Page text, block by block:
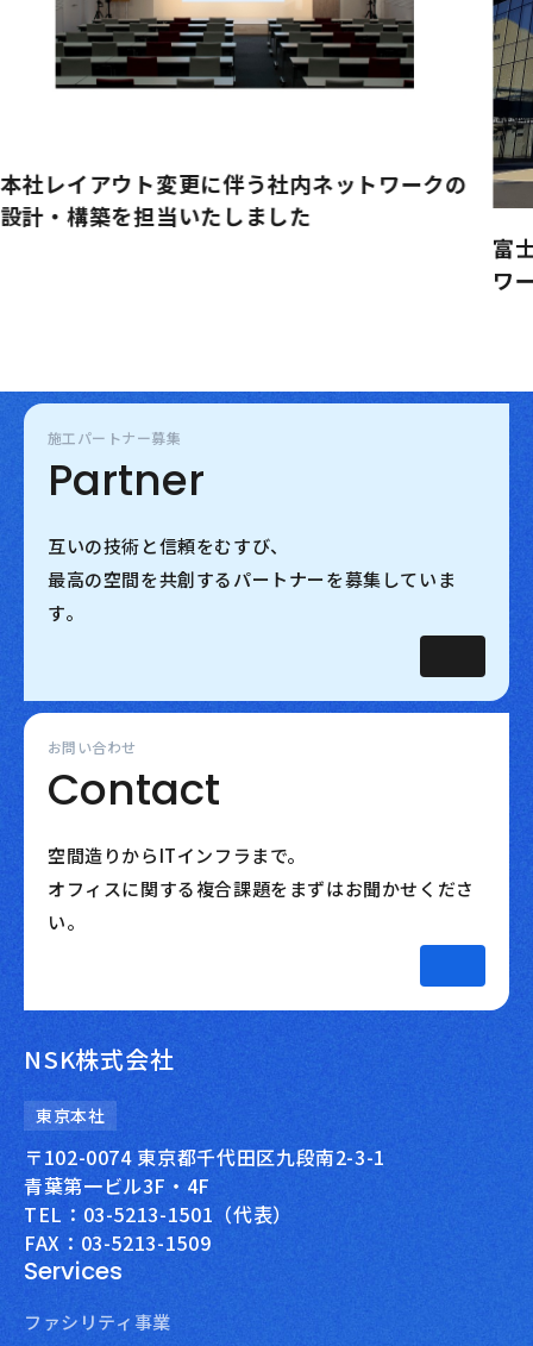
本社レイアウト変更に伴う社内ネットワークの
設計・構築を担当いたしました
富
ワ
施工パートナー募集
Partner
互いの技術と信頼をむすび、
最高の空間を共創するパートナーを募集していま
す。
お問い合わせ
Contact
空間造りからITインフラまで。
オフィスに関する複合課題をまずはお聞かせくださ
い。
NSK株式会社
東京本社
〒102-0074 東京都千代田区九段南2-3-1
青葉第一ビル3F・4F
TEL：03-5213-1501（代表）
FAX：03-5213-1509
Services
ファシリティ事業